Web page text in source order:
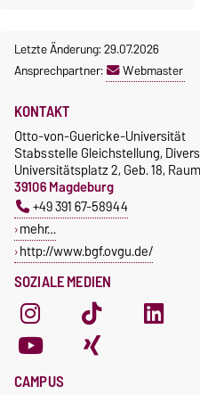
Letzte Änderung: 29.07.2026
Ansprechpartner:
Webmaster
SOZIALE MEDIEN
KONTAKT
Otto-von-Guericke-Universität
Stabsstelle Gleichstellung,
Universitätsplatz 2, Geb. 18,
39106 Magdeburg
+49 391 67-58944
mehr…
http://www.bgf.ovgu.de/
CAMPUS